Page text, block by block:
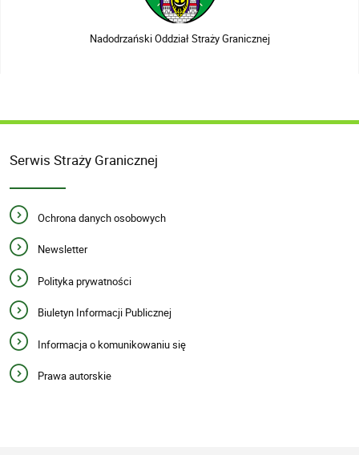
Nadodrzański Oddział Straży Granicznej
Serwis Straży Granicznej
Ochrona danych osobowych
Newsletter
Polityka prywatności
Biuletyn Informacji Publicznej
Informacja o komunikowaniu się
Prawa autorskie